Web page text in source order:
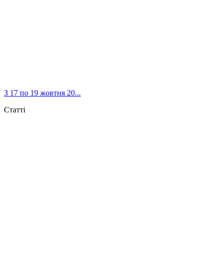
З 17 по 19 жовтня 20...
Статті